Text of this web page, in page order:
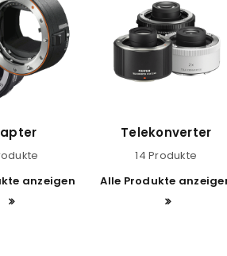
anzeigen
Telekonverter
14 Produkte
Alle Produkte